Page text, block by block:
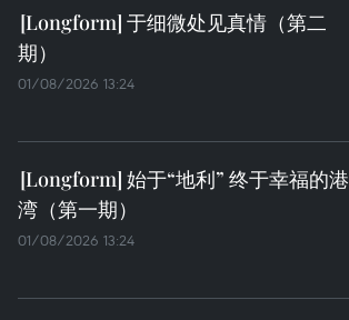
于细微处见真情（第二
期）
01/08/2026 13:24
始于“地利” 终于幸福的港
湾（第一期）
01/08/2026 13:24